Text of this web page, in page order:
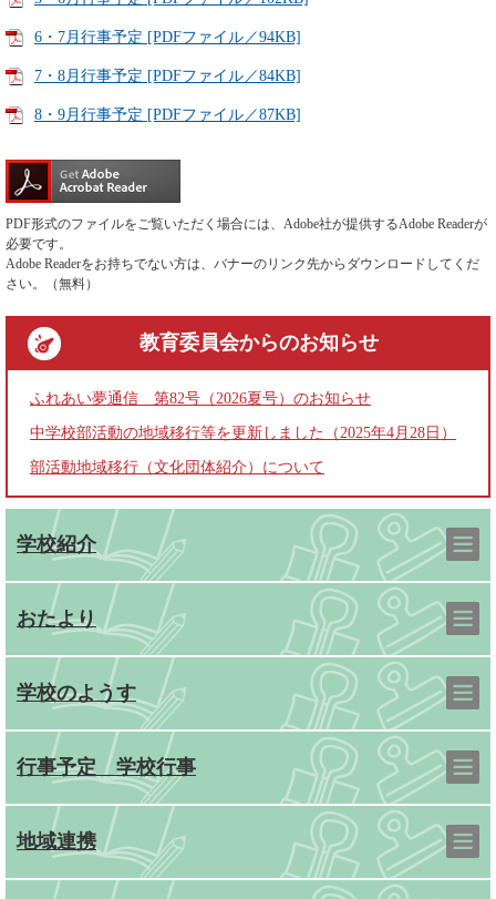
6・7月行事予定 [PDFファイル／94KB]
7・8月行事予定 [PDFファイル／84KB]
8・9月行事予定 [PDFファイル／87KB]
PDF形式のファイルをご覧いただく場合には、Adobe社が提供するAdobe Readerが
必要です。
Adobe Readerをお持ちでない方は、バナーのリンク先からダウンロードしてくだ
さい。（無料）
教育委員会からのお知らせ
ふれあい夢通信 第82号（2026夏号）のお知らせ
中学校部活動の地域移行等を更新しました（2025年4月28日）
部活動地域移行（文化団体紹介）について
学校紹介
おたより
学校のようす
行事予定 学校行事
地域連携